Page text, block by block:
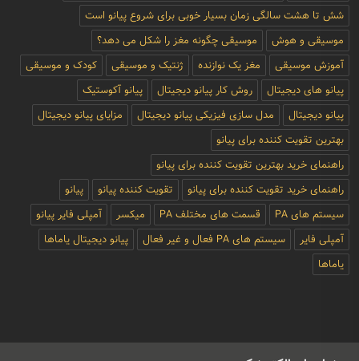
شش تا هشت سالگی زمان بسیار خوبی برای شروع پیانو است
موسیقی و هوش
موسیقی چگونه مغز را شکل می دهد؟
آموزش موسیقی
مغز یک نوازنده ژنتیک و موسیقی
کودک و موسیقی
پیانو های دیجیتال
روش کار پیانو دیجیتال
پیانو آکوستیک
پیانو دیجیتال
مدل سازی فیزیکی پیانو دیجیتال
مزایای پیانو دیجیتال
بهترین تقویت کننده برای پیانو
راهنمای خرید بهترین تقویت کننده برای پیانو
راهنمای خرید تقویت کننده برای پیانو
تقویت کننده پیانو
پیانو
سیستم های PA
قسمت های مختلف PA میکسر
آمپلی فایر پیانو
آمپلی فایر
سیستم های PA فعال و غیر فعال
پیانو دیجیتال یاماها
یاماها